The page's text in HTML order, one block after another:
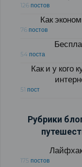
126 постов
Как
76 постов
54 поста
Как и у кого
51 пост
Рубрики
175 постов